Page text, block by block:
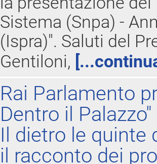
Sistema (Snpa) -
(Ispra)". Saluti del
Gentiloni,
Rai Parlamento
Dentro il Palazzo"
Il dietro le quinte
il racconto dei